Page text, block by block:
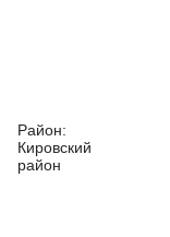
Район:
Кировский
район